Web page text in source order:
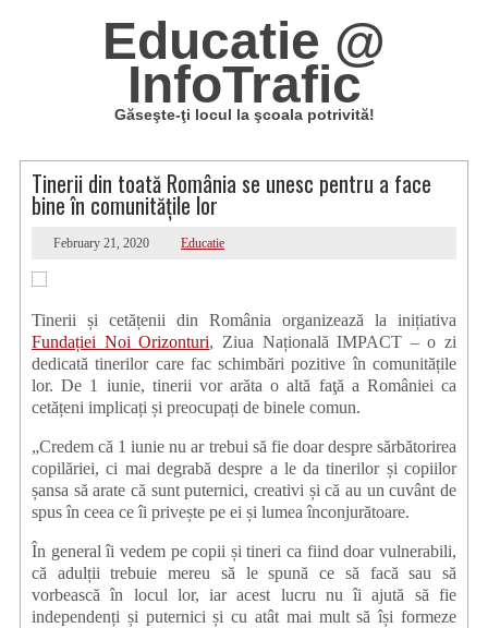
Educatie @
InfoTrafic
Găseşte-ţi locul la şcoala potrivită!
Tinerii din toată România se unesc pentru a face
bine în comunitățile lor
February 21, 2020 Educatie
Tinerii și cetățenii din România organizează la inițiativa
Fundației Noi Orizonturi, Ziua Națională IMPACT – o zi
dedicată tinerilor care fac schimbări pozitive în comunitățile
lor. De 1 iunie, tinerii vor arăta o altă faţă a României ca
cetățeni implicați și preocupați de binele comun.
„Credem că 1 iunie nu ar trebui să fie doar despre sărbătorirea
copilăriei, ci mai degrabă despre a le da tinerilor și copiilor
șansa să arate că sunt puternici, creativi și că au un cuvânt de
spus în ceea ce îi privește pe ei și lumea înconjurătoare.
În general îi vedem pe copii și tineri ca fiind doar vulnerabili,
că adulții trebuie mereu să le spună ce să facă sau să
vorbească în locul lor, iar acest lucru nu îi ajută să fie
independenți și puternici și cu atât mai mult să își formeze